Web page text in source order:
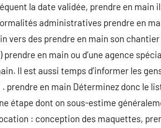
la date validée, prendre en main
administratives prendre en
vers des prendre en main son
en main ou d’une agence
Il est aussi temps d’informer les
prendre en main Déterminez donc le
étape dont on sous-estime
: conception des maquettes,